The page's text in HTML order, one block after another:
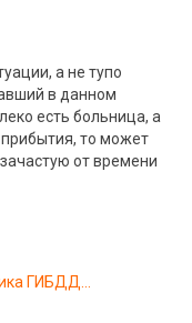
а не тупо
в данном
есть больница, а
то может
от времени
ГИБДД